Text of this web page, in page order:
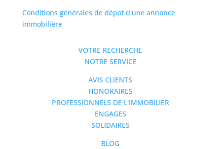
Conditions générales de dépot d'une annonce
immobilière
VOTRE RECHERCHE
NOTRE SERVICE
AVIS CLIENTS
HONORAIRES
PROFESSIONNELS DE L'IMMOBILIER
ENGAGES
SOLIDAIRES
BLOG